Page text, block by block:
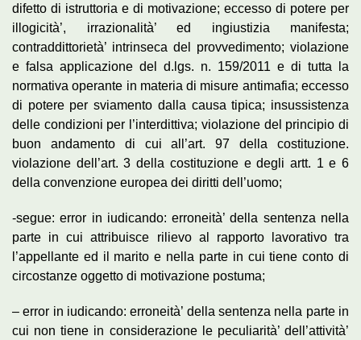
difetto di istruttoria e di motivazione; eccesso di potere per
illogicità’, irrazionalità’ ed ingiustizia manifesta;
contraddittorietà’ intrinseca del provvedimento; violazione
e falsa applicazione del d.lgs. n. 159/2011 e di tutta la
normativa operante in materia di misure antimafia; eccesso
di potere per sviamento dalla causa tipica; insussistenza
delle condizioni per l’interdittiva; violazione del principio di
buon andamento di cui all’art. 97 della costituzione.
violazione dell’art. 3 della costituzione e degli artt. 1 e 6
della convenzione europea dei diritti dell’uomo;
-segue: error in iudicando: erroneità’ della sentenza nella
parte in cui attribuisce rilievo al rapporto lavorativo tra
l’appellante ed il marito e nella parte in cui tiene conto di
circostanze oggetto di motivazione postuma;
– error in iudicando: erroneità’ della sentenza nella parte in
cui non tiene in considerazione le peculiarità’ dell’attività’